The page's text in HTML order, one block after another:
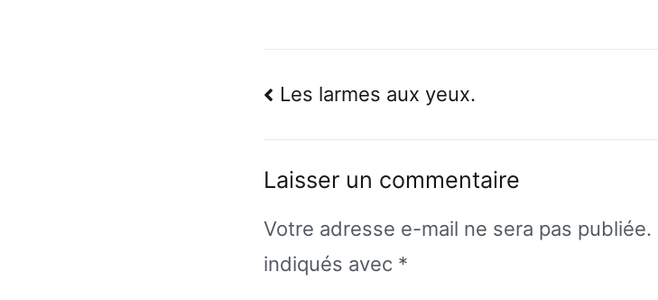
Navigation
Les larmes aux yeux.
Laisser un commentaire
Votre adresse e-mail ne sera pas publiée.
indiqués avec *